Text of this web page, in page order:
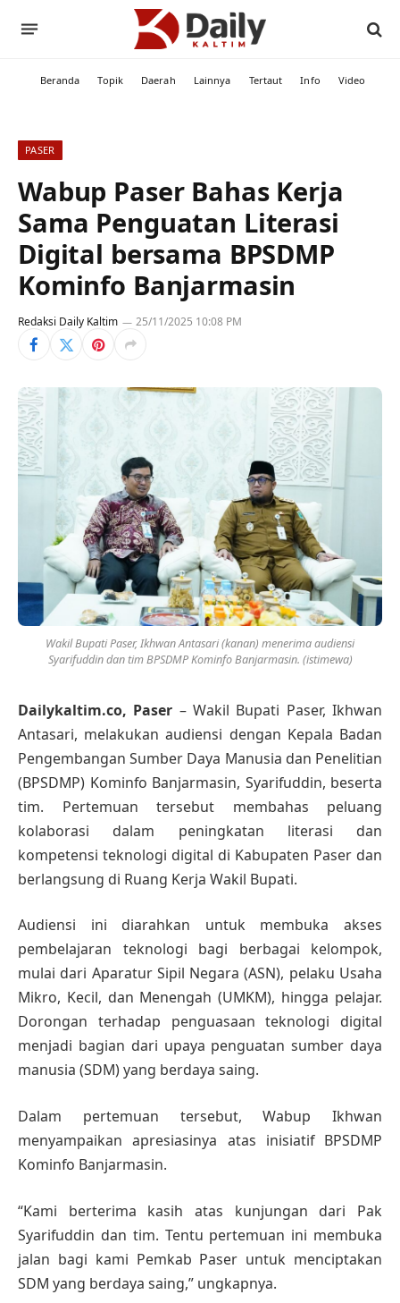
Beranda Topik Daerah Lainnya Tertaut Info Video
PASER
Wabup Paser Bahas Kerja
Sama Penguatan Literasi
Digital bersama BPSDMP
Kominfo Banjarmasin
Redaksi Daily Kaltim 25/11/2025 10:08 PM
Wakil Bupati Paser, Ikhwan Antasari (kanan) menerima audiensi
Syarifuddin dan tim BPSDMP Kominfo Banjarmasin. (istimewa)
Dailykaltim.co, Paser – Wakil Bupati Paser, Ikhwan
Antasari, melakukan audiensi dengan Kepala Badan
Pengembangan Sumber Daya Manusia dan Penelitian
(BPSDMP) Kominfo Banjarmasin, Syarifuddin, beserta
tim. Pertemuan tersebut membahas peluang
kolaborasi dalam peningkatan literasi dan
kompetensi teknologi digital di Kabupaten Paser dan
berlangsung di Ruang Kerja Wakil Bupati.
Audiensi ini diarahkan untuk membuka akses
pembelajaran teknologi bagi berbagai kelompok,
mulai dari Aparatur Sipil Negara (ASN), pelaku Usaha
Mikro, Kecil, dan Menengah (UMKM), hingga pelajar.
Dorongan terhadap penguasaan teknologi digital
menjadi bagian dari upaya penguatan sumber daya
manusia (SDM) yang berdaya saing.
Dalam pertemuan tersebut, Wabup Ikhwan
menyampaikan apresiasinya atas inisiatif BPSDMP
Kominfo Banjarmasin.
“Kami berterima kasih atas kunjungan dari Pak
Syarifuddin dan tim. Tentu pertemuan ini membuka
jalan bagi kami Pemkab Paser untuk menciptakan
SDM yang berdaya saing,” ungkapnya.